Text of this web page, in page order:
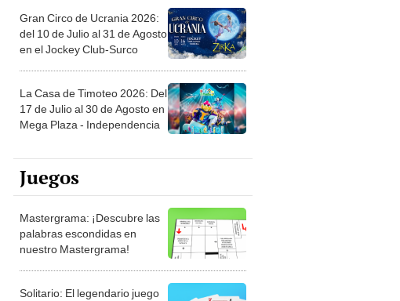
Gran Circo de Ucrania 2026:
del 10 de Julio al 31 de Agosto
en el Jockey Club-Surco
La Casa de Timoteo 2026: Del
17 de Julio al 30 de Agosto en
Mega Plaza - Independencia
Juegos
Mastergrama: ¡Descubre las
palabras escondidas en
nuestro Mastergrama!
Solitario: El legendario juego